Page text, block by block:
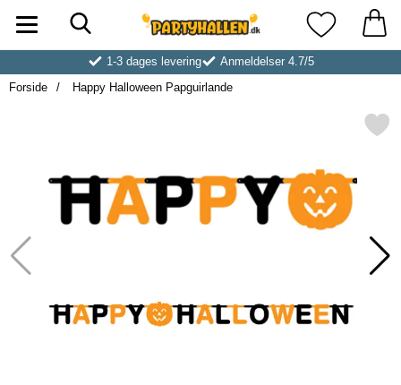
Startside for Partyhallen AB Mine
1-3 dages levering
Anmeldelser 4.7/5
Forside
Happy Halloween Papguirlande
Markér happy Halloween